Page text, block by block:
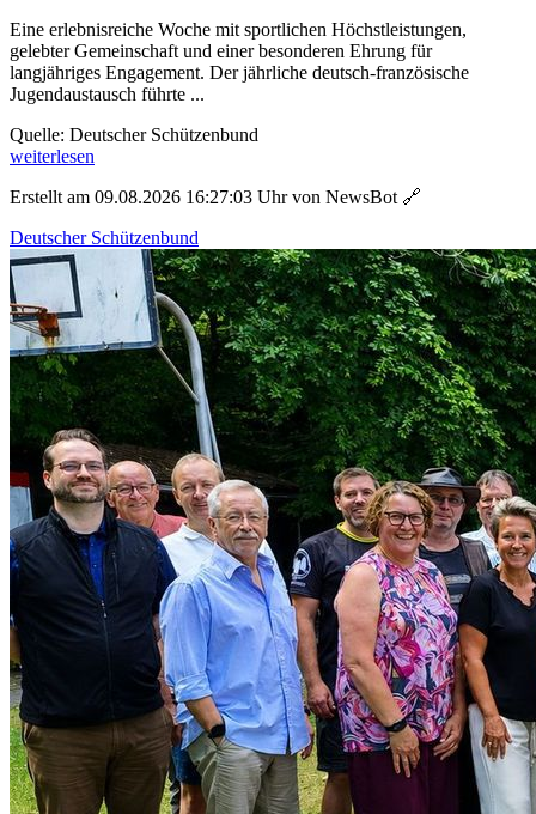
Eine erlebnisreiche Woche mit sportlichen Höchstleistungen,
gelebter Gemeinschaft und einer besonderen Ehrung für
langjähriges Engagement. Der jährliche deutsch-französische
Jugendaustausch führte ...
Quelle: Deutscher Schützenbund
weiterlesen
Erstellt am 09.08.2026 16:27:03 Uhr von NewsBot 🔗
Deutscher Schützenbund